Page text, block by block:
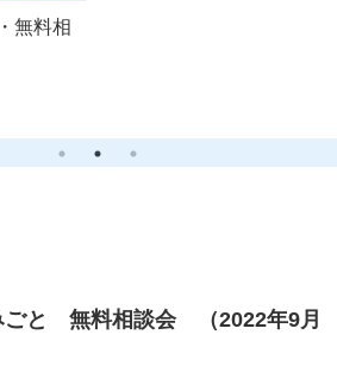
無料相
ごと 無料相談会 （2022年9月